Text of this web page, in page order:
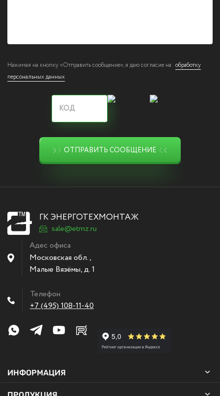
Нажимая на кнопку «Отправить сообщение», я даю согласие на обработку
персональных данных
ОТПРАВИТЬ СООБЩЕНИЕ
ГК ЭНЕРГОТЕХМОНТАЖ
sale@etmz.ru
Адес офиса
Московская обл.,
Малые Вязёмы,д. 1
Телефон
+7 (495) 108-11-40
ИНФОРМАЦИЯ